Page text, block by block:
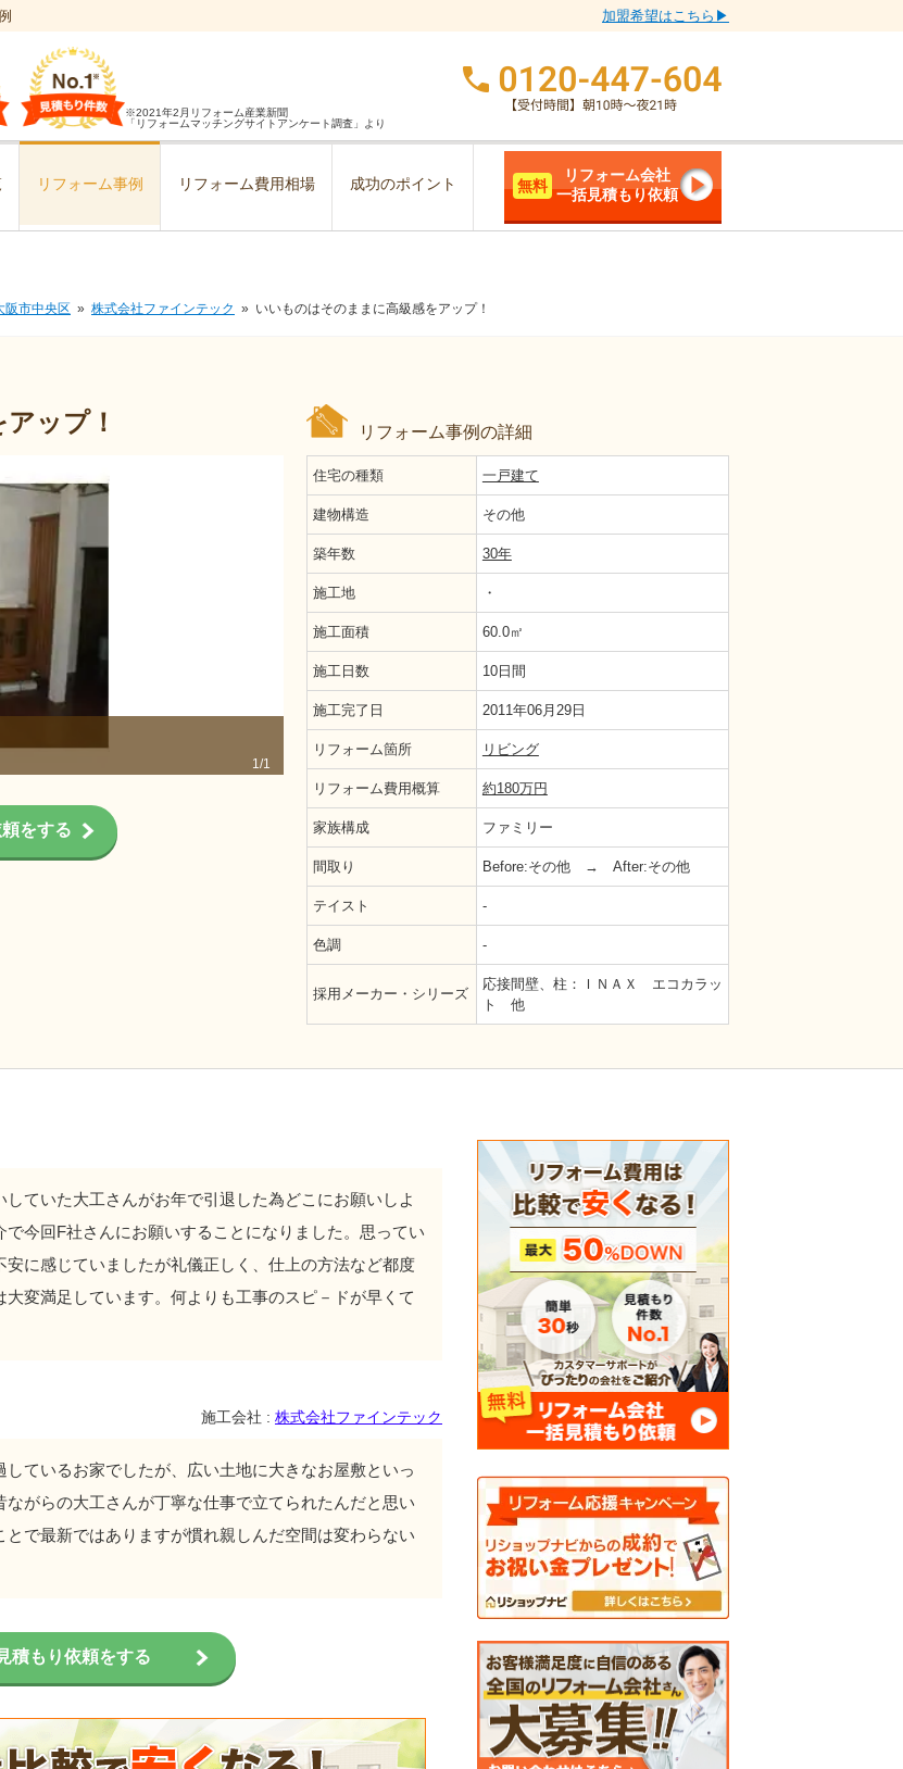
加盟希望はこちら▶
※2021年2月リフォーム産業新聞
「リフォームマッチングサイトアンケート調査」より
リフォーム事例 リフォーム費用相場 成功のポイント 無料
リフォーム会社
一括見積もり依頼
阪市中央区 株式会社ファインテック いいものはそのままに高級感をアップ！
ップ！ リフォーム事例の詳細
1/1
（兵庫県）／（戸建住宅）の事例 平面図
をする
住宅の種類 一戸建て
建物構造 その他
築年数 30年
施工地 ・
施工面積 60.0㎡
施工日数 10日間
施工完了日 2011年06月29日
リフォーム箇所 リビング
リフォーム費用概算 約180万円
家族構成 ファミリー
間取り Before:その他 → After:その他
テイスト -
色調 -
採用メーカー・シリーズ
応接間壁、柱：ＩＮＡＸ エコカラッ
ト 他
ていた大工さんがお年で引退した為どこにお願いしよ
今回F社さんにお願いすることになりました。思ってい
に感じていましたが礼儀正しく、仕上の方法など都度
変満足しています。何よりも工事のスピ－ドが早くて
施工会社 : 株式会社ファインテック
ているお家でしたが、広い土地に大きなお屋敷といっ
がらの大工さんが丁寧な仕事で立てられたんだと思い
で最新ではありますが慣れ親しんだ空間は変わらない
積もり依頼をする